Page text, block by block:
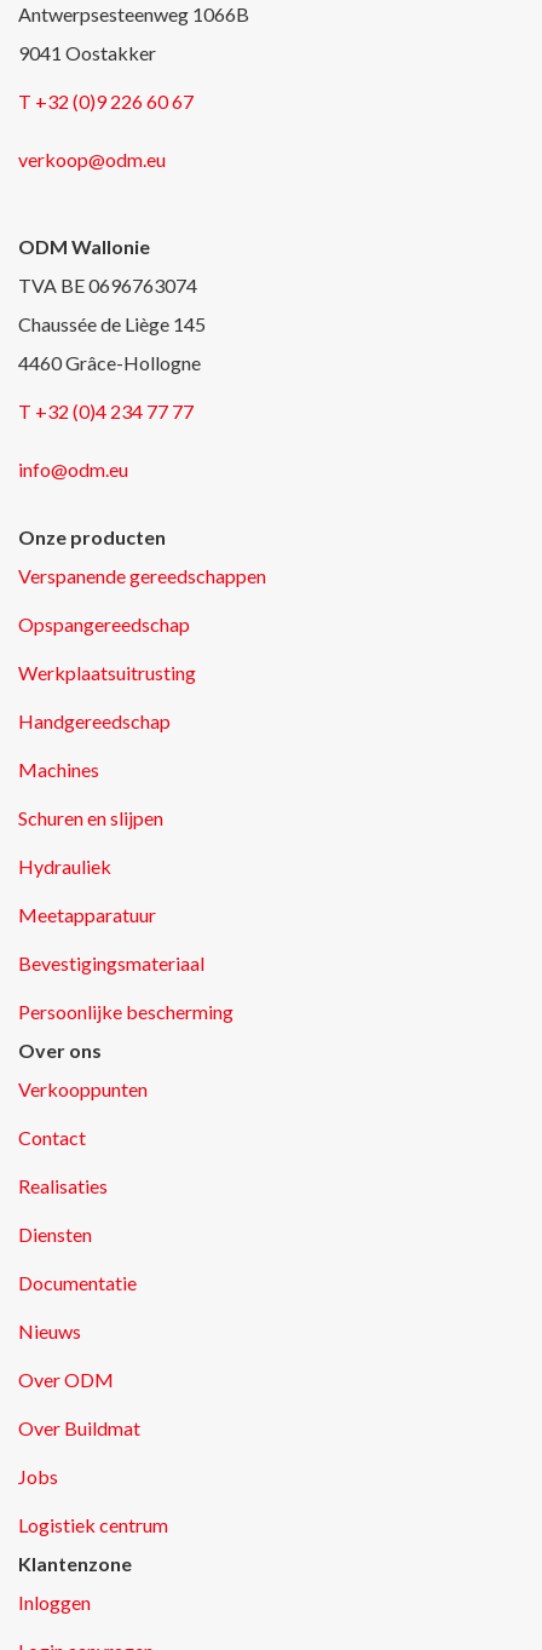
Antwerpsesteenweg 1066B
9041 Oostakker
T +32 (0)9 226 60 67
verkoop@odm.eu
ODM Wallonie
TVA BE 0696763074
Chaussée de Liège 145
4460 Grâce-Hollogne
T +32 (0)4 234 77 77
info@odm.eu
Onze producten
Verspanende gereedschappen
Opspangereedschap
Werkplaatsuitrusting
Handgereedschap
Machines
Schuren en slijpen
Hydrauliek
Meetapparatuur
Bevestigingsmateriaal
Persoonlijke bescherming
Over ons
Verkooppunten
Contact
Realisaties
Diensten
Documentatie
Nieuws
Over ODM
Over Buildmat
Jobs
Logistiek centrum
Klantenzone
Inloggen